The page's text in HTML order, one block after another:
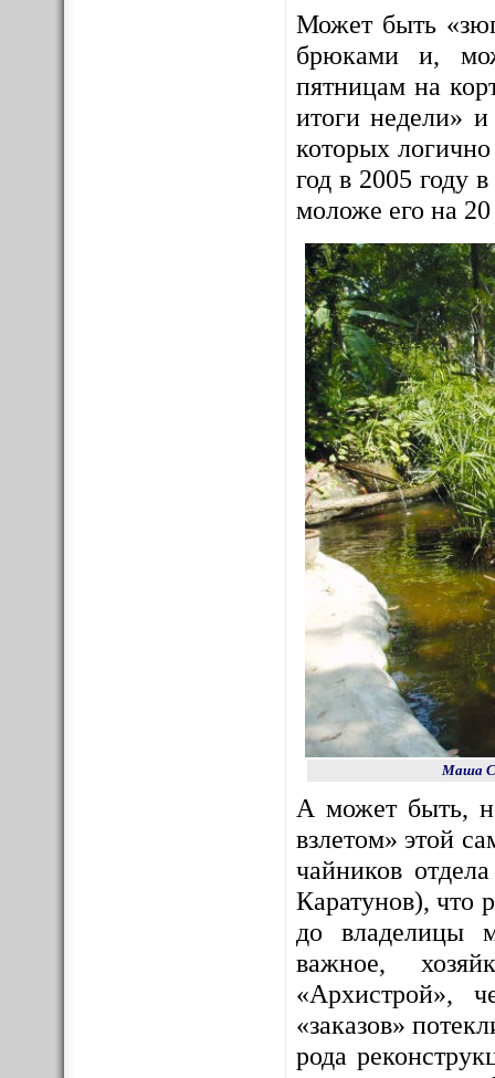
Может быть
брюками и,
пятницам на
итоги недели»
которых
год в 2005 году
моложе его на 20
Маша
А может быть,
взлетом» этой
чайников
Каратунов), что
до владелицы
важное,
«Архистрой»,
«заказов»
рода